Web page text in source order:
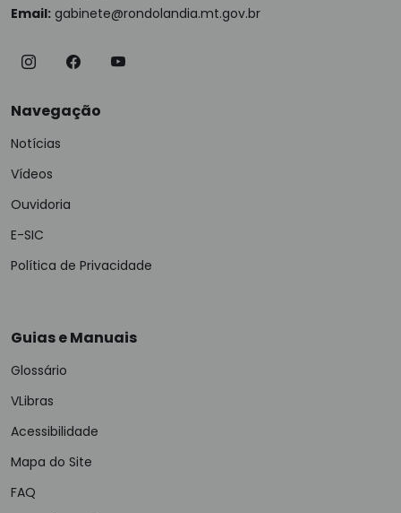
Email: gabinete@rondolandia.mt.gov.br
Navegação
Notícias
Vídeos
Ouvidoria
E-SIC
Política de Privacidade
Guias e Manuais
Glossário
VLibras
Acessibilidade
Mapa do Site
FAQ